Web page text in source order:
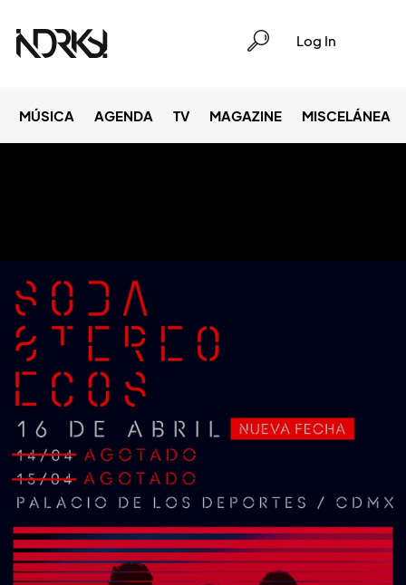
Log In
MÚSICA AGENDA TV MAGAZINE MISCELÁNEA